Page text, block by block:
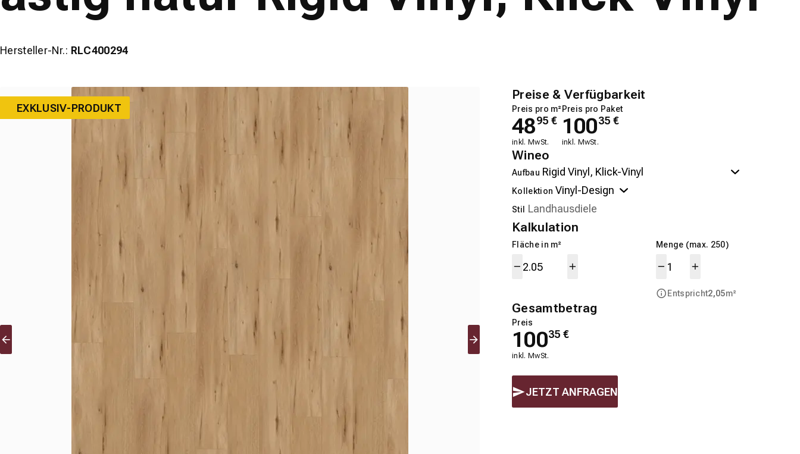
Hersteller-Nr.: RLC400294
EXKLUSIV-PRODUKT
Preise & Verfügbarkeit
Preis pro m²
4895 €
inkl. MwSt.
Preis pro Paket
10035 €
inkl. MwSt.
Wineo
Aufbau
Kollektion
Stil
Kalkulation
Fläche in m² Menge (max. 250)
Entspricht2,05m²
Gesamtbetrag
Preis
10035 €
inkl. MwSt.
JETZT ANFRAGEN